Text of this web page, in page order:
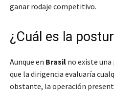
ganar rodaje competitivo.
¿Cuál es la
Aunque en Brasil no existe
que la dirigencia evaluaría
obstante, la operación